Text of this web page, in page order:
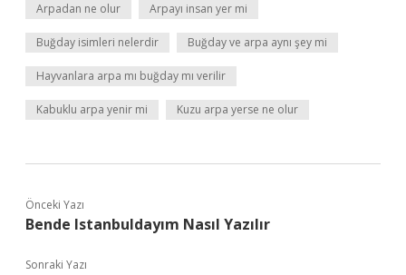
Arpadan ne olur Arpayı insan yer mi
Buğday isimleri nelerdir Buğday ve arpa aynı şey mi
Hayvanlara arpa mı buğday mı verilir
Kabuklu arpa yenir mi Kuzu arpa yerse ne olur
Önceki Yazı
Bende Istanbuldayım Nasıl Yazılır
Sonraki Yazı